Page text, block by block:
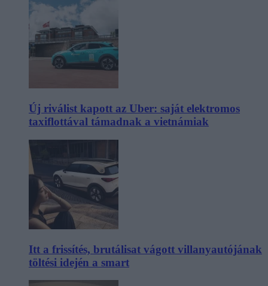
Új riválist kapott az Uber: saját elektromos
taxiflottával támadnak a vietnámiak
Itt a frissítés, brutálisat vágott villanyautójának
töltési idején a smart